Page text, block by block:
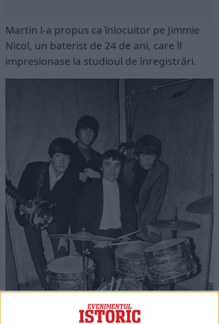
Martin l-a propus ca înlocuitor pe Jimmie
Nicol, un baterist de 24 de ani, care îl
impresionase la studioul de înregistrări.